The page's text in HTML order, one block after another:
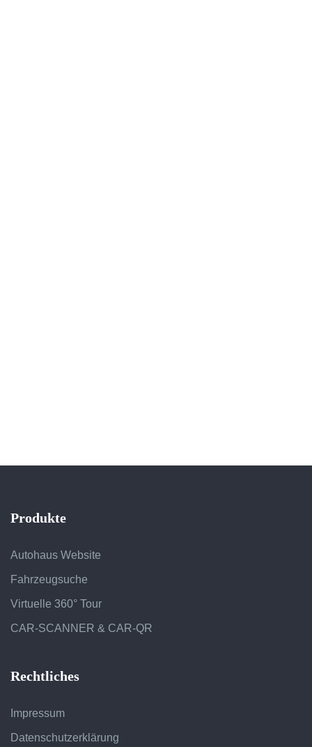
Produkte
Autohaus Website
Fahrzeugsuche
Virtuelle 360° Tour
CAR-SCANNER & CAR-QR
Rechtliches
Impressum
Datenschutzerklärung